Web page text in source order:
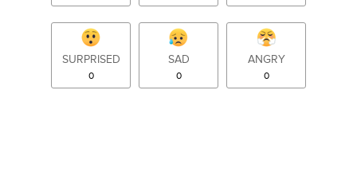
SURPRISED
0
SAD
0
ANGRY
0